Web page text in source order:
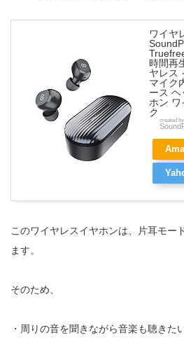
ワイヤ
時間再
ヤレス
マイク
ース ヘ
ホン ワ
ク
created by
このワイヤレスイヤホンは、片耳モー
ます。
そのため、
・周りの音を聞きながら音楽も聴きた